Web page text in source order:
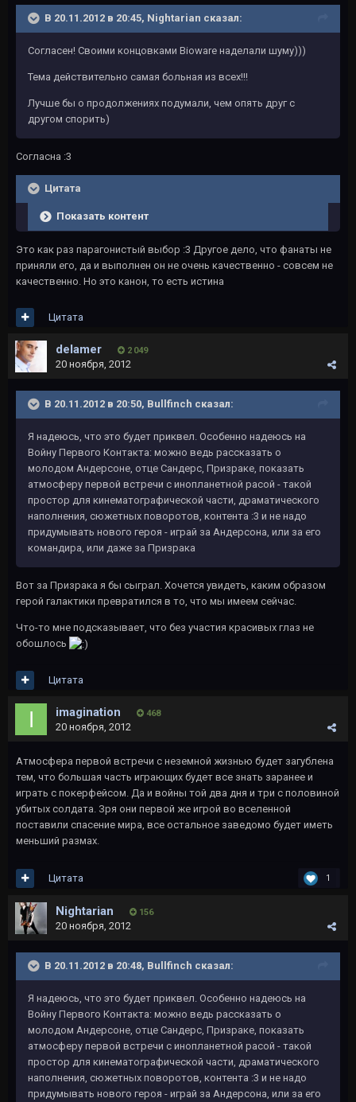
В 20.11.2012 в 20:45, Nightarian сказал:
Согласен! Своими концовками Bioware наделали шуму)))
Тема действительно самая больная из всех!!!
Лучше бы о продолжениях подумали, чем опять друг с
другом спорить)
Согласна :3
Цитата
Показать контент
Это как раз парагонистый выбор :3 Другое дело, что фанаты не
приняли его, да и выполнен он не очень качественно - совсем не
качественно. Но это канон, то есть истина
Цитата
delamer 2 049
20 ноября, 2012
В 20.11.2012 в 20:50, Bullfinch сказал:
Я надеюсь, что это будет приквел. Особенно надеюсь на
Войну Первого Контакта: можно ведь рассказать о
молодом Андерсоне, отце Сандерс, Призраке, показать
атмосферу первой встречи с инопланетной расой - такой
простор для кинематографической части, драматического
наполнения, сюжетных поворотов, контента :3 и не надо
придумывать нового героя - играй за Андерсона, или за его
командира, или даже за Призрака
Вот за Призрака я бы сыграл. Хочется увидеть, каким образом
герой галактики превратился в то, что мы имеем сейчас.
Что-то мне подсказывает, что без участия красивых глаз не
обошлось
Цитата
imagination 468
20 ноября, 2012
Атмосфера первой встречи с неземной жизнью будет загублена
тем, что большая часть играющих будет все знать заранее и
играть с покерфейсом. Да и войны той два дня и три с половиной
убитых солдата. Зря они первой же игрой во вселенной
поставили спасение мира, все остальное заведомо будет иметь
меньший размах.
1
Цитата
Nightarian 156
20 ноября, 2012
В 20.11.2012 в 20:48, Bullfinch сказал:
Я надеюсь, что это будет приквел. Особенно надеюсь на
Войну Первого Контакта: можно ведь рассказать о
молодом Андерсоне, отце Сандерс, Призраке, показать
атмосферу первой встречи с инопланетной расой - такой
простор для кинематографической части, драматического
наполнения, сюжетных поворотов, контента :3 и не надо
придумывать нового героя - играй за Андерсона, или за его